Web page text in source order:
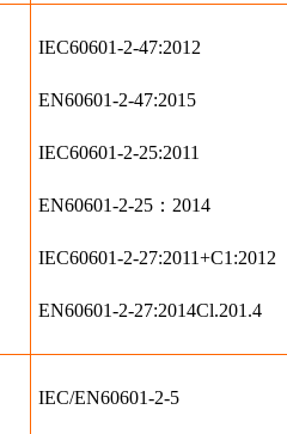
IEC60601-2-47:2012
EN60601-2-47:2015
IEC60601-2-25:2011
EN60601-2-25：2014
IEC60601-2-27:2011+C1:2012
EN60601-2-27:2014Cl.201.4
IEC/EN60601-2-5